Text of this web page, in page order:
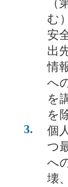
（
む
安
出
情
へ
を
を
3
個
つ
へ
壊